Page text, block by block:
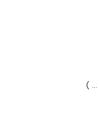
…
)